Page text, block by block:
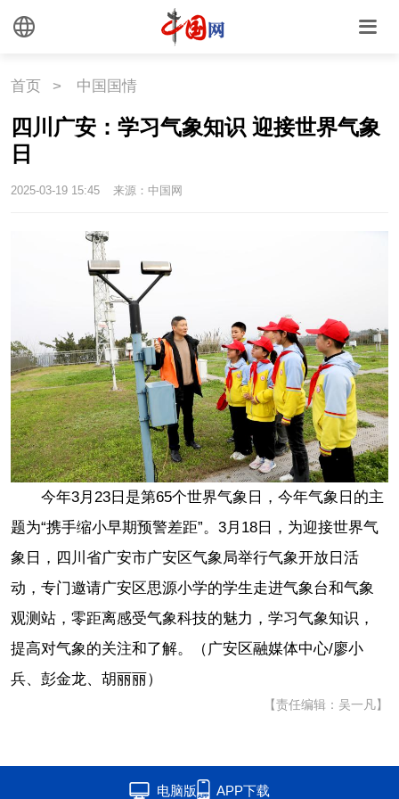
文创
时尚
悦读 民藏 中医
海洋 草原 湾区
联盟 心理 老年
首页 > 中国国情
四川广安：学习气象知识 迎接世界气象
日
2025-03-19 15:45 来源：中国网
今年3月23日是第65个世界气象日，今年气象日的主
题为“携手缩小早期预警差距”。3月18日，为迎接世界气
象日，四川省广安市广安区气象局举行气象开放日活
动，专门邀请广安区思源小学的学生走进气象台和气象
观测站，零距离感受气象科技的魅力，学习气象知识，
提高对气象的关注和了解。（广安区融媒体中心/廖小
兵、彭金龙、胡丽丽）
【责任编辑：吴一凡】
电脑版 APP下载